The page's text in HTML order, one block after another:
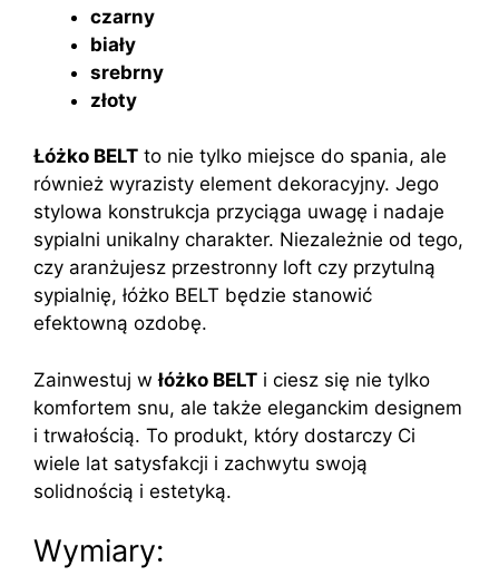
czarny
biały
srebrny
złoty
Łóżko BELT to nie tylko miejsce do spania, ale
również wyrazisty element dekoracyjny. Jego
stylowa konstrukcja przyciąga uwagę i nadaje
sypialni unikalny charakter. Niezależnie od tego,
czy aranżujesz przestronny loft czy przytulną
sypialnię, łóżko BELT będzie stanowić
efektowną ozdobę.
Zainwestuj włóżko BELT i ciesz się nie tylko
komfortem snu, ale także eleganckim designem
i trwałością. To produkt, który dostarczy Ci
wiele lat satysfakcji i zachwytu swoją
solidnością i estetyką.
Wymiary: